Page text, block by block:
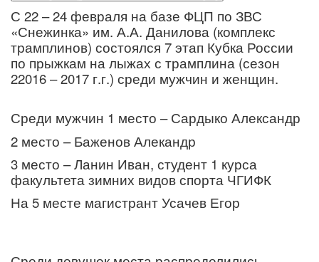
С 22 – 24 февраля на базе ФЦП по ЗВС
«Снежинка» им. А.А. Данилова (комплекс
трамплинов) состоялся 7 этап Кубка России
по прыжкам на лыжах с трамплина (сезон
22016 – 2017 г.г.) среди мужчин и женщин.
Среди мужчин 1 место – Сардыко Александр
2 место – Баженов Алекандр
3 место – Ланин Иван, студент 1 курса
факультета зимних видов спорта ЧГИФК
На 5 месте магистрант Усачев Егор